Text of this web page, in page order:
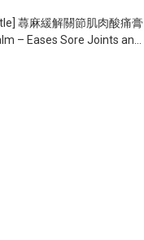
蕁麻緩解關節肌肉酸痛膏
– Eases Sore Joints and